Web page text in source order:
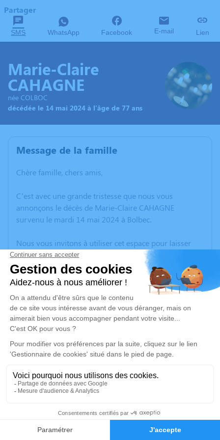
Faire-part Hommages
Partager
SMS WhatsApp Facebook E-mail Lien
Marie-Claire
CAHAGNE
née COLBOC
décédée le 14 mai 2024 à l'âge de 77 ans
Message de la famille
Chère famille, chers amis,
C’est avec une grande tristesse que nous vous
annonçons le décès de Marie-Claire CAHAGNE
survenu le mardi 14 mai 2024 à Bolbec.
Nous vous invitons à utiliser cet espace pour laisser
vos condoléances, partager des photos souvenirs, une
anecdote ou exprimer vos pensées à travers des
poèmes ou des textes. Cet endroit est un lieu
d'expression dédié à honorer la mémoire de Marie-
Claire CAHAGNE.
Un service de plantation d’arbre hommage est
disponible ici
Cérémonie religieuse
Église Notre-Dame - Paroisse Saint Denis des
Marais de Seine de Port-Jérôme-sur-Seine